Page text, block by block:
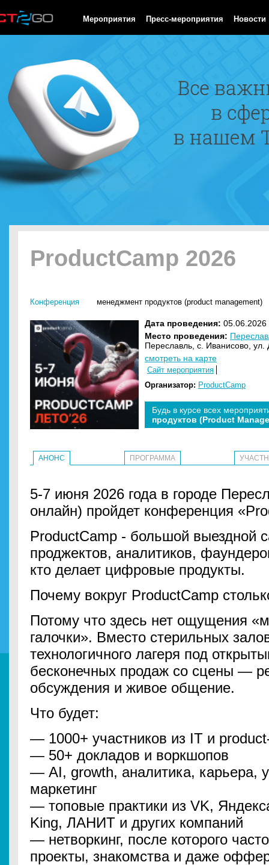
Мероприятия Пресс-мероприятия Новости
ProductCamp 2026
Конференция менеджмент продуктов (product management)
Дата проведения:
Место проведения:
Переславль, с. Иванисово,
смотреть на карте
Сайт мероприятия
Организатор: ProductCamp
Будь в курсе всех
продуктов (Product
АНОНС ПРОГРАММА
5-7 июня 2026 года в городе
онлайн) пройдет конференция
ProductCamp - большой выездной
проджектов, аналитиков,
кто делает цифровые продукты.
Почему вокруг ProductCamp
Потому что здесь нет ощущения
галочки». Вместо стерильных
технологичного лагеря под
бесконечных продаж со сцены —
обсуждения и живое общение.
Что будет:
— 1000+ участников из IT и
— 50+ докладов и воркшопов
— AI, growth, аналитика, карьера,
маркетинг
— топовые практики из VK,
King, ЛАНИТ и других компаний
— нетворкинг, после которого
проекты, знакомства и даже